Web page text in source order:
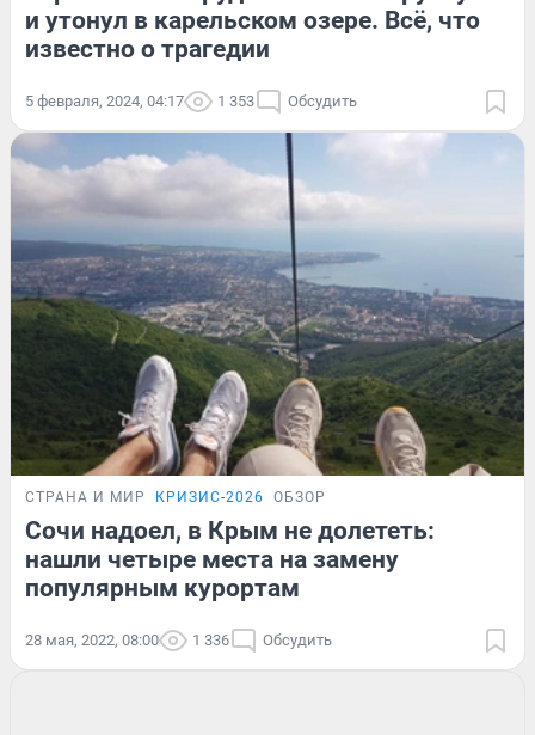
и утонул в карельском озере. Всё, что
известно о трагедии
5 февраля, 2024, 04:17 1 353 Обсудить
СТРАНА И МИР КРИЗИС-2026 ОБЗОР
Сочи надоел, в Крым не долететь:
нашли четыре места на замену
популярным курортам
28 мая, 2022, 08:00 1 336 Обсудить